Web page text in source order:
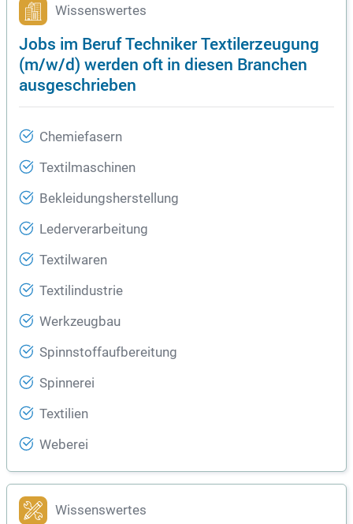
Wissenswertes
Jobs im Beruf Techniker Textilerzeugung
(m/w/d) werden oft in diesen Branchen
ausgeschrieben
Chemiefasern
Textilmaschinen
Bekleidungsherstellung
Lederverarbeitung
Textilwaren
Textilindustrie
Werkzeugbau
Spinnstoffaufbereitung
Spinnerei
Textilien
Weberei
Wissenswertes